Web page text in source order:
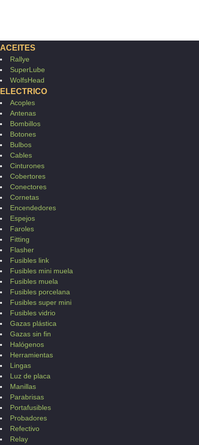
ACEITES
Rallye
SuperLube
WolfsHead
ELECTRICO
Acoples
Antenas
Bombillos
Botones
Bulbos
Cables
Cinturones
Cobertores
Conectores
Cornetas
Encendedores
Espejos
Faroles
Fitting
Flasher
Fusibles link
Fusibles mini muela
Fusibles muela
Fusibles porcelana
Fusibles super mini
Fusibles vidrio
Gazas plástica
Gazas sin fin
Halógenos
Herramientas
Lingas
Luz de placa
Manillas
Parabrisas
Portafusibles
Probadores
Refectivo
Relay